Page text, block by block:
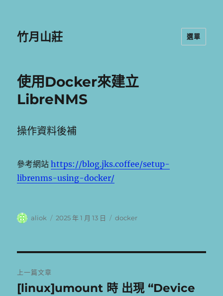
竹月山莊 選單
使用Docker來建立
LibreNMS
操作資料後補
參考網站https://blog.jks.coffee/setup-
librenms-using-docker/
作
aliok
發
2025 年 1 月 13 日
分
docker
章
上一篇文章
上
[linux]umount 時 出現 “Device